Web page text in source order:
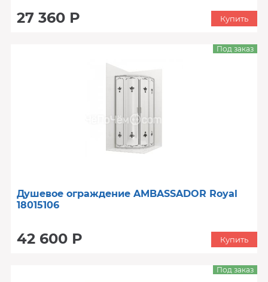
27 360 Р Купить
Душевое ограждение AMBASSADOR Royal
18015106
42 600 Р
Под заказ
Купить
Под заказ